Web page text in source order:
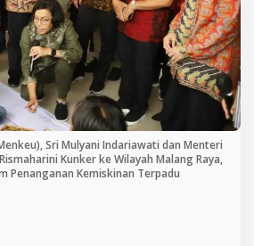
Sri Mulyani Indariawati dan Menteri
Kunker ke Wilayah Malang Raya,
Penanganan Kemiskinan Terpadu